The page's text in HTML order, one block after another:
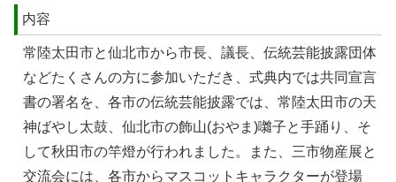
内容
常陸太田市と仙北市から市長、議長、伝統芸能披露団体
などたくさんの方に参加いただき、式典内では共同宣言
書の署名を、各市の伝統芸能披露では、常陸太田市の天
神ばやし太鼓、仙北市の飾山(おやま)囃子と手踊り、そ
して秋田市の竿燈が行われました。また、三市物産展と
交流会には、各市からマスコットキャラクターが登場